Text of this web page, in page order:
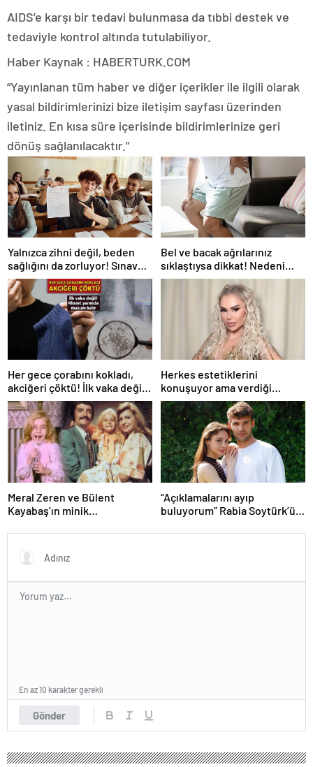
AIDS’e karşı bir tedavi bulunmasa da tıbbi destek ve
tedaviyle kontrol altında tutulabiliyor.
Haber Kaynak : HABERTURK.COM
“Yayınlanan tüm haber ve diğer içerikler ile ilgili olarak
yasal bildirimlerinizi bize iletişim sayfası üzerinden
iletiniz. En kısa süre içerisinde bildirimlerinize geri
dönüş sağlanılacaktır.”
Yalnızca zihni değil, beden
sağlığını da zorluyor! Sınavda
başarı tabakta başlıyor
Bel ve bacak ağrılarınız
sıklaştıysa dikkat! Nedeni
omurga kanalı darlığı olabilir
Her gece çorabını kokladı,
akciğeri çöktü! İlk vaka değil:
‘Klozet yanında masum kalır’
Herkes estetiklerini
konuşuyor ama verdiği
kiloları kimse görmüyor…
Şarkıcı Ceylan sitem etti!
Meral Zeren ve Bülent
Kayabaş’ın minik
ismini tanıdınız mı?
“Açıklamalarını ayıp
buluyorum” Rabia Soytürk’ün
tokat gibi cevap!
Gönder
En az 10 karakter gerekli